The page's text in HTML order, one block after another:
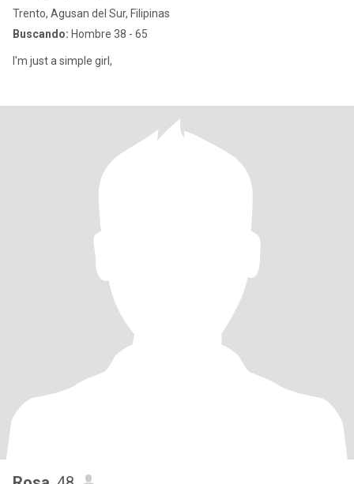
Trento, Agusan del Sur, Filipinas
Buscando: Hombre 38 - 65
I'm just a simple girl,